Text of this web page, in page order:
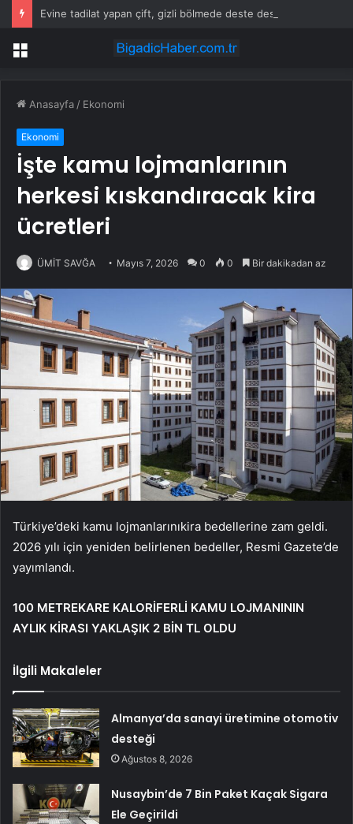
Menü
Anasayfa / Ekonomi
Ekonomi
İşte kamu lojmanlarının
herkesi kıskandıracak kira
ücretleri
ÜMİT SAVĞA Mayıs 7, 2026 0 0 Bir dakikadan az
Türkiye’deki kamu lojmanlarınıkira bedellerine zam geldi.
2026 yılı için yeniden belirlenen bedeller, Resmi Gazete’de
yayımlandı.
100 METREKARE KALORİFERLİ KAMU LOJMANININ
AYLIK KİRASI YAKLAŞIK 2 BİN TL OLDU
İlgili Makaleler
Almanya’da sanayi üretimine otomotiv
desteği
Ağustos 8, 2026
Nusaybin’de 7 Bin Paket Kaçak Sigara
Ele Geçirildi